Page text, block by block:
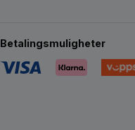
Betalingsmuligheter